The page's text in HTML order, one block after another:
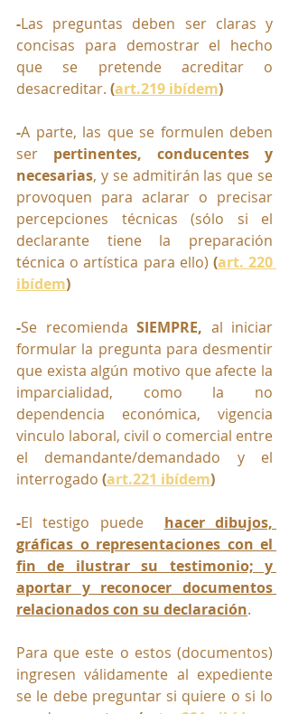
-Las preguntas deben ser claras y
concisas para demostrar el hecho
que se pretende acreditar o
desacreditar. (art.219 ibídem)
-A parte, las que se formulen deben
ser pertinentes, conducentes y
necesarias, y se admitirán las que se
provoquen para aclarar o precisar
percepciones técnicas (sólo si el
declarante tiene la preparación
técnica o artística para ello) (art. 220
ibídem)
-Se recomienda SIEMPRE, al iniciar
formular la pregunta para desmentir
que exista algún motivo que afecte la
imparcialidad, como la no
dependencia económica, vigencia
vinculo laboral, civil o comercial entre
el demandante/demandado y el
interrogado (art.221 ibídem)
-El testigo puede hacer dibujos,
gráficas o representaciones con el
fin de ilustrar su testimonio; y
aportar y reconocer documentos
relacionados con su declaración.
Para que este o estos (documentos)
ingresen válidamente al expediente
se le debe preguntar si quiere o si lo